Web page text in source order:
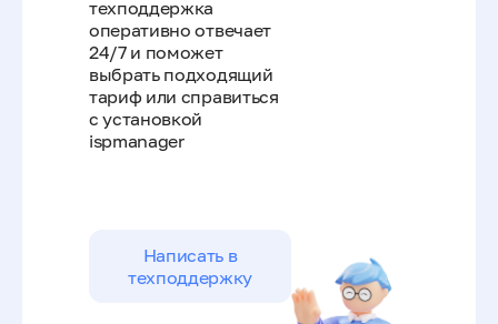
техподдержка
оперативно отвечает
24/7 и поможет
выбрать подходящий
тариф или справиться
с установкой
ispmanager
Написать в
техподдержку